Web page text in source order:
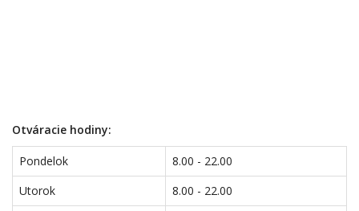
Otváracie hodiny:
Pondelok
8.00 - 22.00
Utorok
8.00 - 22.00